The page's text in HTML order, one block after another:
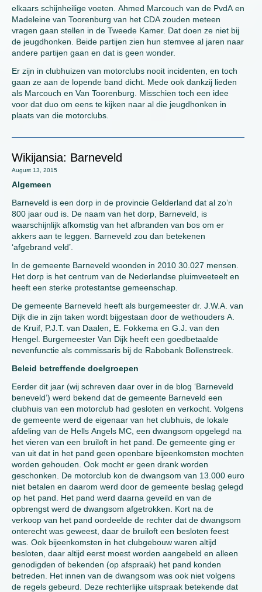
elkaars schijnheilige voeten. Ahmed Marcouch van de PvdA en
Madeleine van Toorenburg van het CDA zouden meteen
vragen gaan stellen in de Tweede Kamer. Dat doen ze niet bij
de jeugdhonken. Beide partijen zien hun stemvee al jaren naar
andere partijen gaan en dat is geen wonder.
Er zijn in clubhuizen van motorclubs nooit incidenten, en toch
gaan ze aan de lopende band dicht. Mede ook dankzij lieden
als Marcouch en Van Toorenburg. Misschien toch een idee
voor dat duo om eens te kijken naar al die jeugdhonken in
plaats van die motorclubs.
Wikijansia: Barneveld
August 13, 2015
Algemeen
Barneveld is een dorp in de provincie Gelderland dat al zo’n
800 jaar oud is. De naam van het dorp, Barneveld, is
waarschijnlijk afkomstig van het afbranden van bos om er
akkers aan te leggen. Barneveld zou dan betekenen
‘afgebrand veld’.
In de gemeente Barneveld woonden in 2010 30.027 mensen.
Het dorp is het centrum van de Nederlandse pluimveeteelt en
heeft een sterke protestantse gemeenschap.
De gemeente Barneveld heeft als burgemeester dr. J.W.A. van
Dijk die in zijn taken wordt bijgestaan door de wethouders A.
de Kruif, P.J.T. van Daalen, E. Fokkema en G.J. van den
Hengel. Burgemeester Van Dijk heeft een goedbetaalde
nevenfunctie als commissaris bij de Rabobank Bollenstreek.
Beleid betreffende doelgroepen
Eerder dit jaar (wij schreven daar over in de blog ‘Barneveld
beneveld’) werd bekend dat de gemeente Barneveld een
clubhuis van een motorclub had gesloten en verkocht. Volgens
de gemeente werd de eigenaar van het clubhuis, de lokale
afdeling van de Hells Angels MC, een dwangsom opgelegd na
het vieren van een bruiloft in het pand. De gemeente ging er
van uit dat in het pand geen openbare bijeenkomsten mochten
worden gehouden. Ook mocht er geen drank worden
geschonken. De motorclub kon de dwangsom van 13.000 euro
niet betalen en daarom werd door de gemeente beslag gelegd
op het pand. Het pand werd daarna geveild en van de
opbrengst werd de dwangsom afgetrokken. Kort na de
verkoop van het pand oordeelde de rechter dat de dwangsom
onterecht was geweest, daar de bruiloft een besloten feest
was. Ook bijeenkomsten in het clubgebouw waren altijd
besloten, daar altijd eerst moest worden aangebeld en alleen
genodigden of bekenden (op afspraak) het pand konden
betreden. Het innen van de dwangsom was ook niet volgens
de regels gebeurd. Deze rechterlijke uitspraak betekende dat